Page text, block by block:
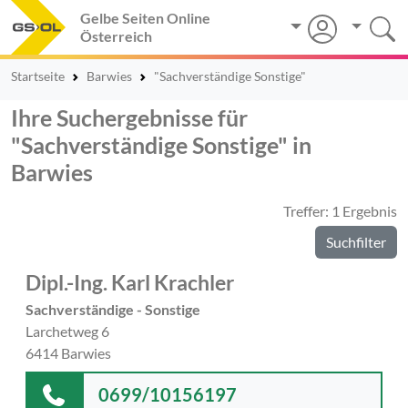
Gelbe Seiten Online
Österreich
Startseite Barwies "Sachverständige Sonstige"
Ihre Suchergebnisse für
"Sachverständige Sonstige" in
Barwies
Treffer: 1 Ergebnis
Suchfilter
Dipl.-Ing. Karl Krachler
Sachverständige - Sonstige
Larchetweg 6
6414 Barwies
0699/10156197